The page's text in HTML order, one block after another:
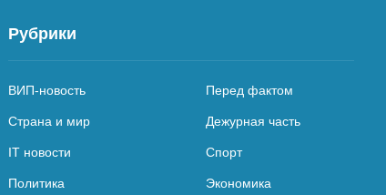
Рубрики
ВИП-новость Перед фактом
Страна и мир Дежурная часть
IT новости Спорт
Политика Экономика